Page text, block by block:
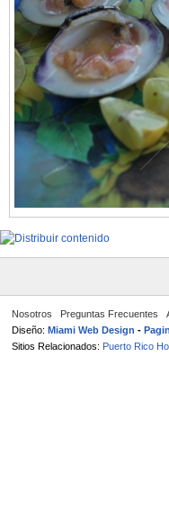
Nosotros Preguntas Frecuentes
Diseño: Miami Web Design -
Sitios Relacionados: Puerto Rico